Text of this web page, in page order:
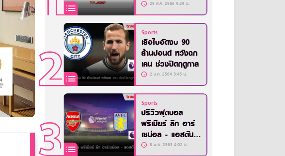
29 ส.ค. 2566 9:29 น.
Sports
เรือใบอัดงบ 90
ล้านปอนด์ หวังฉก
เคน ช่วงปิดฤดูกาล
2 ม.ค. 2564 3:45 น.
Sports
ปรีวิวฟุตบอล
พรีเมียร์ ลีก อาร์
เซน่อล - แอสตัน
วิลล่า8 พ.ย. 2563 4:02 น.